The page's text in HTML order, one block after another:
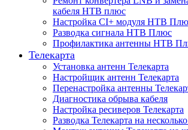
кабеля НТВ плюс
Настройка CI+ модуля НТВ
Разводка сигнала НТВ Плюс
Профилактика антенны НТВ
Телекарта
Установка антенн Телекарта
Настройщик антенн Телекарта
Перенастройка антенны
Диагностика обрыва кабеля
Настройка ресиверов Телекарта
Разводка Телекарта на